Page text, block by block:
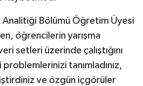
Analitiği Bölümü Öğretim Üyesi
öğrencilerin yarışma
setleri üzerinde çalıştığını
tanımladınız,
ve özgün içgörüler